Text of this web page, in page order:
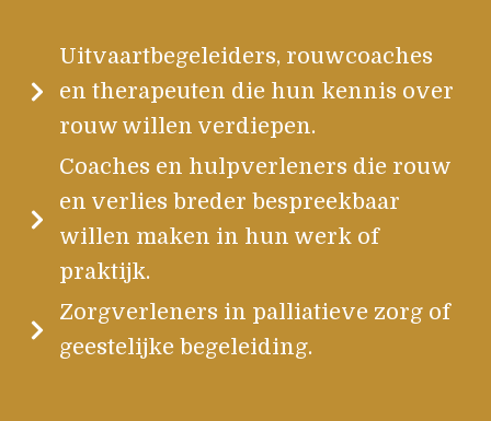
Uitvaartbegeleiders, rouwcoaches
en therapeuten die hun kennis over
rouw willen verdiepen.
Coaches en hulpverleners die rouw
en verlies breder bespreekbaar
willen maken in hun werk of
praktijk.
Zorgverleners in palliatieve zorg of
geestelijke begeleiding.